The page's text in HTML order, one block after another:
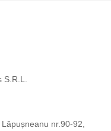
nr.90-92,